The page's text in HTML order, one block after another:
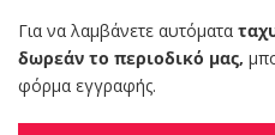
Για να λαμβάνετε αυτόματα
δωρεάν το περιοδικό μας,
φόρμα εγγραφής.